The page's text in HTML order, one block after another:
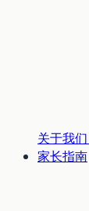
关于我们
家长指南